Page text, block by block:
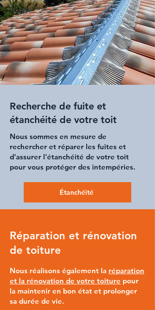
Recherche de fuite et
étanchéité de votre toit
Nous sommes en mesure de
rechercher et réparer les fuites et
d'assurer l'étanchéité de votre toit
pour vous protéger des intempéries.
Étanchéité
Réparation et rénovation
de toiture
Nous réalisons également la réparation
et la rénovation de votre toiture pour
la maintenir en bon état et prolonger
sa durée de vie.